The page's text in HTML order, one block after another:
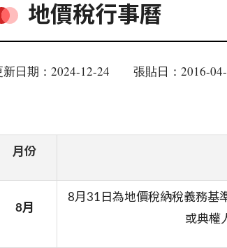
地價稅行事曆
新日期：2024-12-24 張貼日：2016-
月份
8月
8月31日為地價稅納稅義務基
或典權